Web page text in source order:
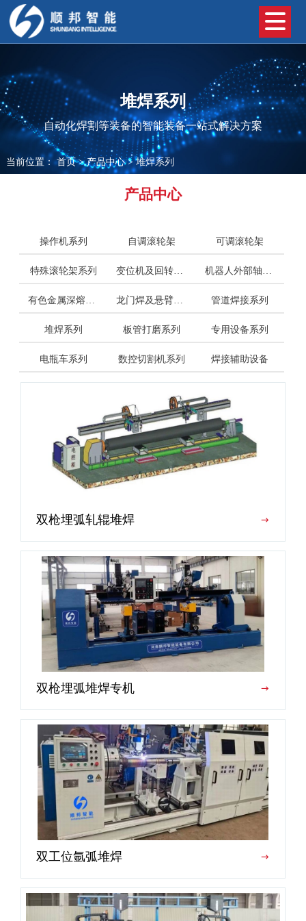
堆焊系列
自动化焊割等装备的智能装备一站式解决方案
当前位置：首页>产品中心>堆焊系列
产品中心
操作机系列 自调滚轮架 可调滚轮架
特殊滚轮架系列
管道焊接系列
堆焊系列 板管打磨系列 专用设备系列
电瓶车系列 数控切割机系列 焊接辅助设备
双枪埋弧轧辊堆焊
双枪埋弧堆焊专机
双工位氩弧堆焊